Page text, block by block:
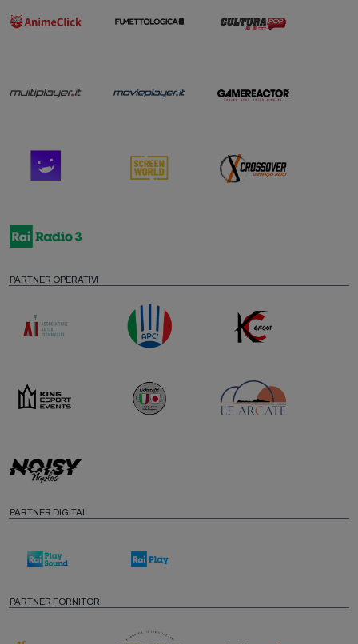
PARTNER OPERATIVI
PARTNER DIGITAL
PARTNER FORNITORI